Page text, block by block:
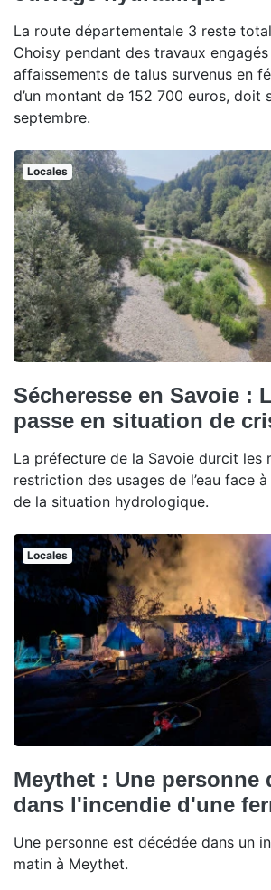
La route départementale 3 reste
Choisy pendant des travaux
affaissements de talus survenus en
d’un montant de 152 700 euros, doit
septembre.
Locales
Sécheresse en Savoie :
passe en situation de
La préfecture de la Savoie durcit les
restriction des usages de l’eau face
de la situation hydrologique.
Locales
Meythet : Une personne
dans l'incendie d'une
Une personne est décédée dans un
matin à Meythet.